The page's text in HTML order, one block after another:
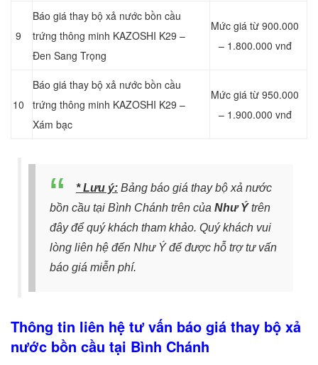
9
Báo giá thay bộ xả nước bồn cầu
trứng thông minh KAZOSHI K29 –
Đen Sang Trọng
Mức giá từ 900.000
– 1.800.000 vnđ
10
Báo giá thay bộ xả nước bồn cầu
trứng thông minh KAZOSHI K29 –
Xám bạc
Mức giá từ 950.000
– 1.900.000 vnđ
* Lưu ý: Bảng báo giá thay bộ xả nước
bồn cầu tại Bình Chánh trên của Như Ýtrên
đây để quý khách tham khảo. Quý khách vui
lòng liên hệ đến Như Ý để được hỗ trợ tư vấn
báo giá miễn phí.
Thông tin liên hệ tư vấn báo giá thay bộ xả
nước bồn cầu tại Bình Chánh